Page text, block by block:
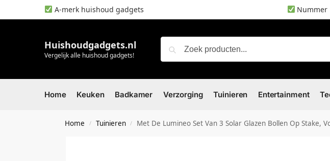
A-merk huishoud gadgets Nummer
Huishoudgadgets.nl
Vergelijk alle huishoud gadgets!
Home Keuken Badkamer Verzorging Tuinieren Entertainment
Home / Tuinieren / Met De Lumineo Set Van 3 Solar Glazen Bollen Op Stake,